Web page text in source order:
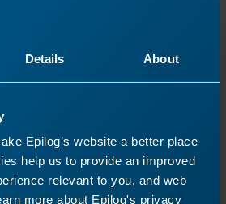
Details About
Epilog’s website a better place
help us to provide an improved
relevant to you, and web
more about Epilog's privacy